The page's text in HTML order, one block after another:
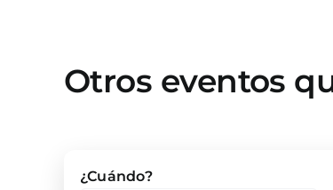
Otros eventos
¿Cuándo?